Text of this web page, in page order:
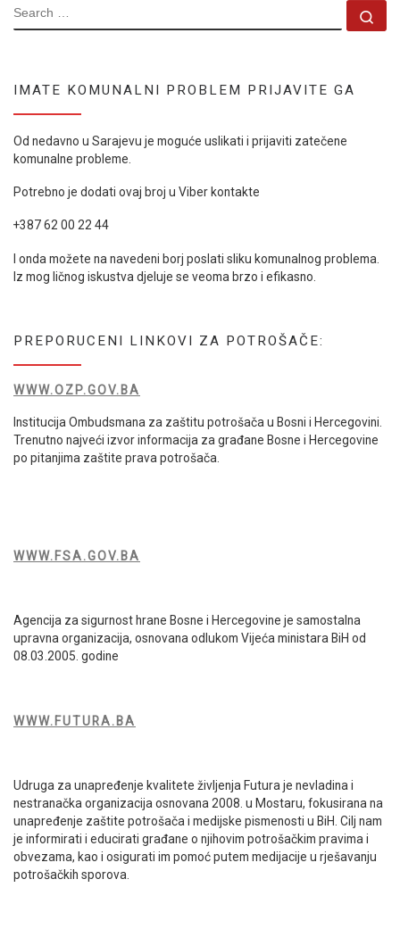
SEARCH
IMATE KOMUNALNI PROBLEM PRIJAVITE GA
Od nedavno u Sarajevu je moguće uslikati i prijaviti zatečene
komunalne probleme.
Potrebno je dodati ovaj broj u Viber kontakte
+387 62 00 22 44
I onda možete na navedeni borj poslati sliku komunalnog problema.
Iz mog ličnog iskustva djeluje se veoma brzo i efikasno.
PREPORUCENI LINKOVI ZA POTROŠAČE:
WWW.OZP.GOV.BA
Institucija Ombudsmana za zaštitu potrošača u Bosni i Hercegovini.
Trenutno najveći izvor informacija za građane Bosne i Hercegovine
po pitanjima zaštite prava potrošača.
WWW.FSA.GOV.BA
Agencija za sigurnost hrane Bosne i Hercegovine je samostalna
upravna organizacija, osnovana odlukom Vijeća ministara BiH od
08.03.2005. godine
WWW.FUTURA.BA
Udruga za unapređenje kvalitete življenja Futura je nevladina i
nestranačka organizacija osnovana 2008. u Mostaru, fokusirana na
unapređenje zaštite potrošača i medijske pismenosti u BiH. Cilj nam
je informirati i educirati građane o njihovim potrošačkim pravima i
obvezama, kao i osigurati im pomoć putem medijacije u rješavanju
potrošačkih sporova.